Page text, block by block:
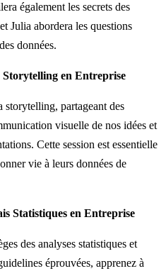
également les secrets des
Julia abordera les questions
données.
en Entreprise
partageant des
visuelle de nos idées et
Cette session est essentielle
vie à leurs données de
Statistiques en Entreprise
des analyses statistiques et
éprouvées, apprenez à